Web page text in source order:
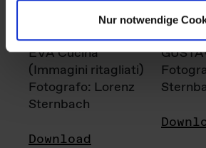
Nur notwendige
EVA Cucina
(Immagini ritagliati)
Fotografo: Lorenz
Sternbach
Download